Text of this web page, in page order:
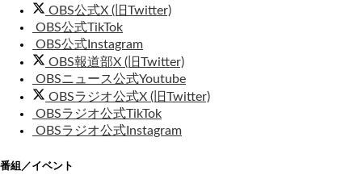
OBS公式X (旧Twitter)
OBS公式TikTok
OBS公式Instagram
OBS報道部X (旧Twitter)
OBSニュース公式Youtube
OBSラジオ公式X (旧Twitter)
OBSラジオ公式TikTok
OBSラジオ公式Instagram
番組／イベント